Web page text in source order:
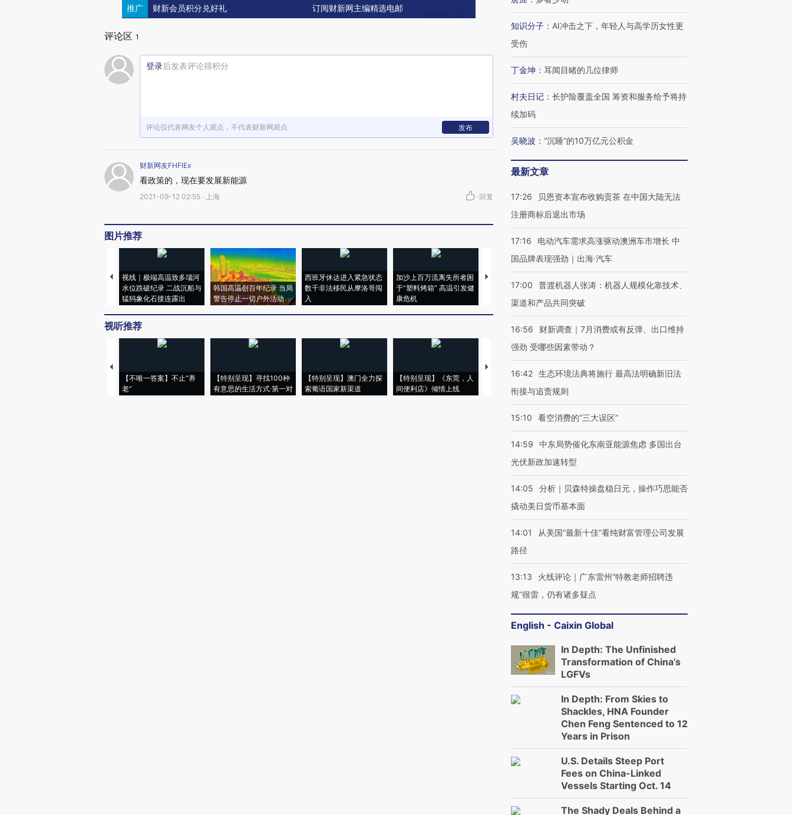
推广 财新会员积分兑好礼 订阅财新网主编精选电邮
评论区 1
登录后发表评论得积分
评论仅代表网友个人观点，不代表财新网观点 发布
财新网友FHFlEx
看政策的，现在要发展新能源
2021-09-12 02:55 · 上海 · 回复
图片推荐
视线｜极端高温致多瑙河
水位跌破纪录 二战沉船与
猛犸象化石接连露出
韩国高温创百年纪录 当局
警告停止一切户外活动
西班牙休达进入紧急状态
数千非法移民从摩洛哥闯
入
加沙上百万流离失所者困
于“塑料烤箱” 高温引发健
康危机
视线｜HYROX的吸金
术：是什么让中产们甘
心“花钱找虐”？
粒摇头丸 尿检体内含3种
毒品
度Z世代 用街头抗争将教
视听推荐
【不唯一答案】不止“养
老”
【特别呈现】寻找100种
有意思的生活方式·第一对
【特别呈现】澳门全力探
索葡语国家新渠道
【特别呈现】《东莞，人
间便利店》倾情上线
【推广】走进第四届链博
会，让数智科技“链”接产
【特别呈现】寻找100种
【商旅对话】华住集团
CFO：不靠规模取胜，华
知识分子 ： AI冲击之下，年轻人与高学历女性更
受伤
丁金坤 ： 耳闻目睹的几位律师
村夫日记 ： 长护险覆盖全国 筹资和服务给予将持
续加码
吴晓波 ： “沉睡”的10万亿元公积金
最新文章
17:26
贝恩资本宣布收购贡茶 在中国大陆无法
注册商标后退出市场
17:16
电动汽车需求高涨驱动澳洲车市增长 中
国品牌表现强劲｜出海·汽车
17:00
普渡机器人张涛：机器人规模化靠技术、
渠道和产品共同突破
16:56
财新调查｜7月消费或有反弹、出口维持
强劲 受哪些因素带动？
16:42 生态环境法典将施行 最高法明确新旧法
衔接与追责规则
15:10 看空消费的“三大误区”
14:59
中东局势催化东南亚能源焦虑 多国出台
光伏新政加速转型
14:05
分析｜贝森特操盘稳日元，操作巧思能否
撬动美日货币基本面
14:01
从美国“最新十佳”看纯财富管理公司发展
路径
13:13
火线评论｜广东雷州“特教老师招聘违
规”很雷，仍有诸多疑点
English - Caixin Global
In Depth: The Unfinished
Transformation of China’s
LGFVs
In Depth: From Skies to
Shackles, HNA Founder
Chen Feng Sentenced to 12
Years in Prison
U.S. Details Steep Port
Fees on China-Linked
Vessels Starting Oct. 14
The Shady Deals Behind a